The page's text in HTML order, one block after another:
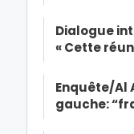
Dialogue
« Cette
Enquête/Al
gauche: